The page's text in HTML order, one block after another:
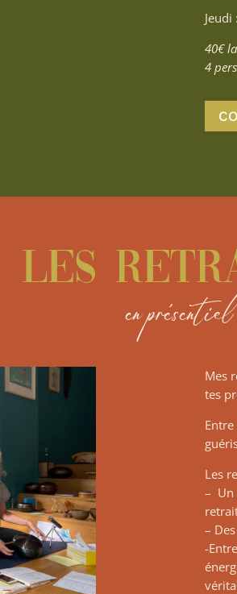
40€
4
Les
en présentiel
Mes
tes
Les
–
–
-